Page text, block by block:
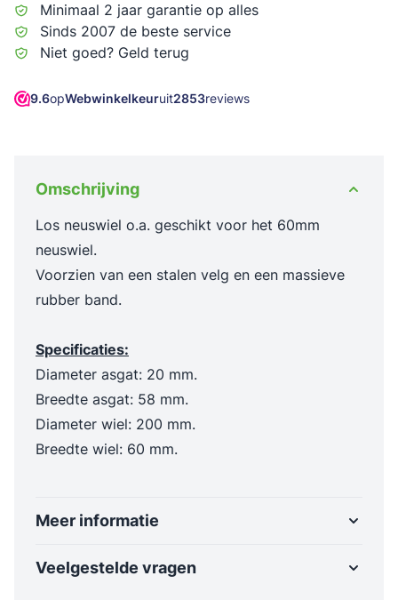
Minimaal 2 jaar garantie op alles
Sinds 2007 de beste service
Niet goed? Geld terug
9.6opWebwinkelkeuruit2853reviews
Omschrijving
Los neuswiel o.a. geschikt voor het 60mm
neuswiel.
Voorzien van een stalen velg en een massieve
rubber band.
Specificaties:
Diameter asgat: 20 mm.
Breedte asgat: 58 mm.
Diameter wiel: 200 mm.
Breedte wiel: 60 mm.
Meer informatie
Veelgestelde vragen